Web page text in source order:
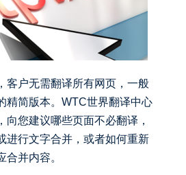
客户无需翻译所有网页，一般
精简版本。WTC世界翻译中心
向您建议哪些页面不必翻译，
进行文字合并，或者如何重新
合并内容。